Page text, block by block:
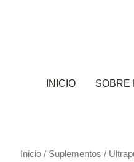
INICIO SOBRE
Inicio / Suplementos /
Ultrapure